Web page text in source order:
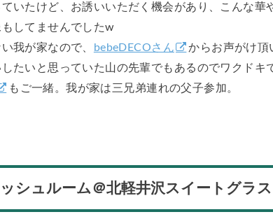
いたけど、お誘いいただく機会があり、こんな華
してませんでしたw
我が家なので、
bebeDECOさん
からお声がけ頂
たいと思っていた山の先輩でもあるのでワクド
もご一緒。我が家は三兄弟連れの父子参加。
シュルーム＠北軽井沢スイートグラス